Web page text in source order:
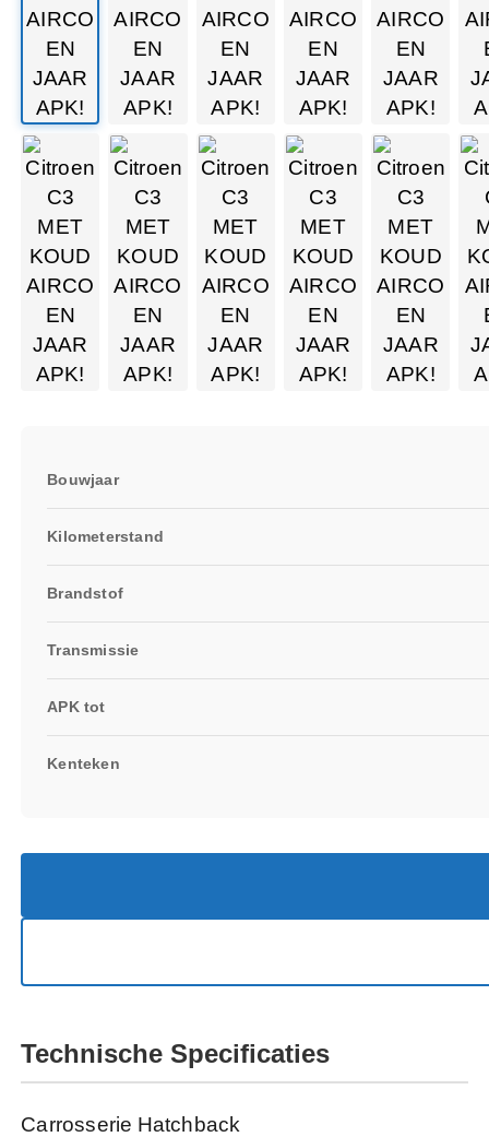
Bouwjaar
Kilometerstand
Brandstof
Transmissie
APK tot
Kenteken
Technische Specificaties
Carrosserie Hatchback